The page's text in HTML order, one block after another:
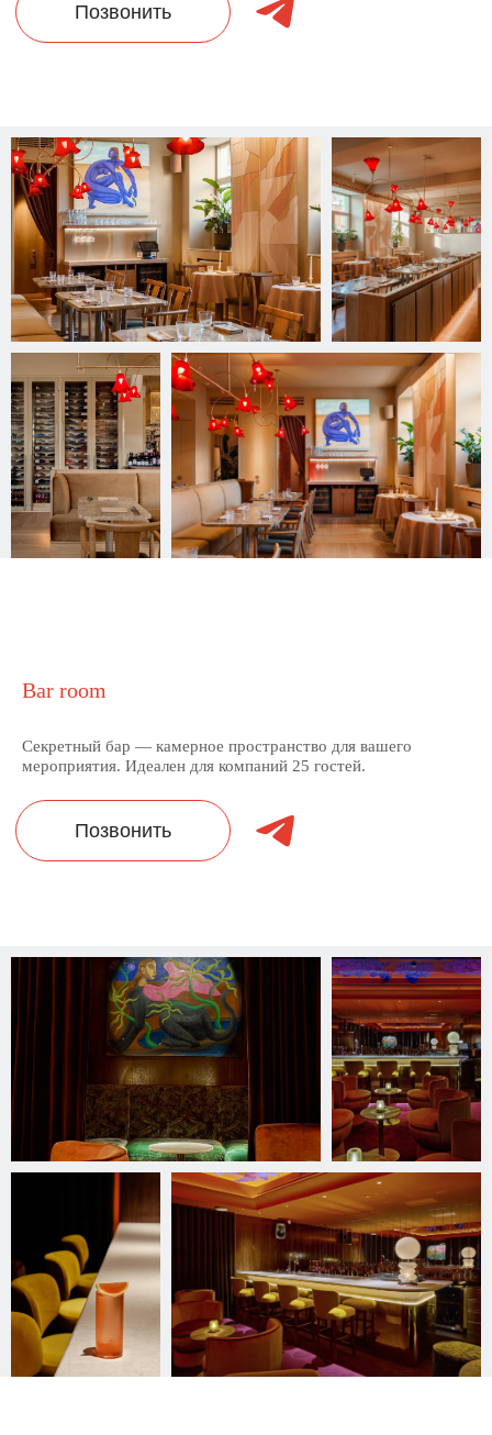
Bar room
Секретный бар — камерное пространство для вашего
мероприятия. Идеален для компаний 25 гостей.